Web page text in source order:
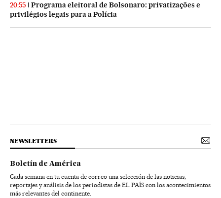
20:55
Programa eleitoral de Bolsonaro: privatizações e
privilégios legais para a Polícia
NEWSLETTERS
Boletín de América
Cada semana en tu cuenta de correo una selección de las noticias,
reportajes y análisis de los periodistas de EL PAÍS con los acontecimientos
más relevantes del continente.